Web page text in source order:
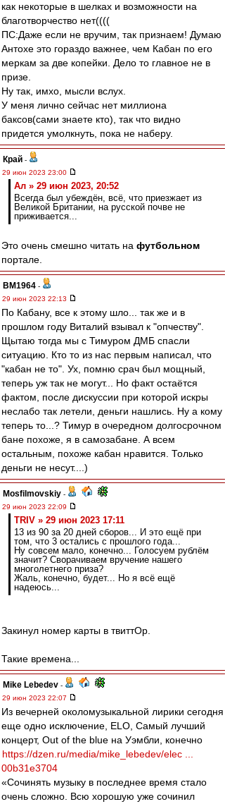
как некоторые в шелках и возможности на
благотворчество нет((((
ПС:Даже если не вручим, так признаем! Думаю
Антохе это гораздо важнее, чем Кабан по его
меркам за две копейки. Дело то главное не в
призе.
Ну так, имхо, мысли вслух.
У меня лично сейчас нет миллиона
баксов(сами знаете кто), так что видно
придется умолкнуть, пока не наберу.
Край -
29 июн 2023 23:00
Ал » 29 июн 2023, 20:52
Всегда был убеждён, всё, что приезжает из
Великой Британии, на русской почве не
приживается...
Это очень смешно читать на футбольном
портале.
BM1964 -
29 июн 2023 22:13
По Кабану, все к этому шло... так же и в
прошлом году Виталий взывал к "опчеству".
Щытаю тогда мы с Тимуром ДМБ спасли
ситуацию. Кто то из нас первым написал, что
"кабан не то". Ух, помню срач был мощный,
теперь уж так не могут... Но факт остаётся
фактом, после дискуссии при которой искры
неслабо так летели, деньги нашлись. Ну а кому
теперь то...? Тимур в очередном долгосрочном
бане похоже, я в самозабане. А всем
остальным, похоже кабан нравится. Только
деньги не несут....)
Mosfilmovskiy -
29 июн 2023 22:09
TRIV » 29 июн 2023 17:11
13 из 90 за 20 дней сборов... И это ещё при
том, что 3 остались с прошлого года...
Ну совсем мало, конечно... Голосуем рублём
значит? Сворачиваем вручение нашего
многолетнего приза?
Жаль, конечно, будет... Но я всё ещё
надеюсь...
Закинул номер карты в твиттОр.
Такие времена...
Mike Lebedev -
29 июн 2023 22:07
Из вечерней околомузыкальной лирики сегодня
еще одно исключение, ELO, Самый лучший
концерт, Out of the blue на Уэмбли, конечно
https://dzen.ru/media/mike_lebedev/elec ...
00b31e3704
«Сочинять музыку в последнее время стало
очень сложно. Всю хорошую уже сочинил